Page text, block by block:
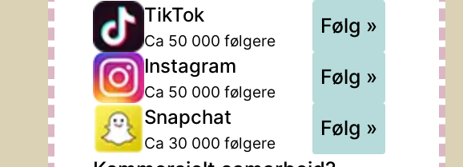
TikTok
Ca 50 000 følgere
Følg »
Instagram
Ca 50 000 følgere
Følg »
Snapchat
Ca 30 000 følgere
Følg »